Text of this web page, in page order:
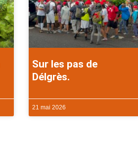
Sur les pas de
Délgrès.
21 mai 2026